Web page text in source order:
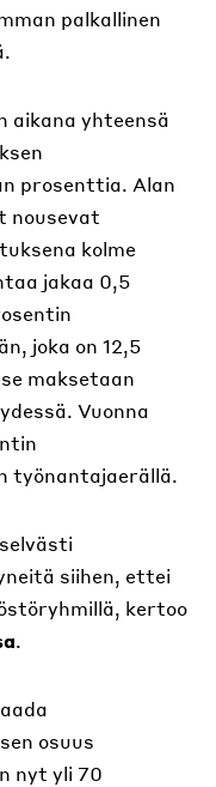
palkallinen
aikana yhteensä
prosenttia. Alan
nousevat
kolme
jakaa 0,5
joka on 12,5
maksetaan
Vuonna
työnantajaerällä.
siihen, ettei
kertoo
.
osuus
nyt yli 70